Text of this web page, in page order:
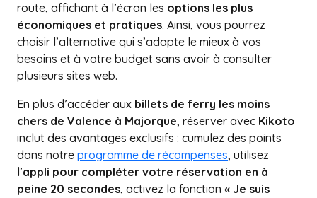
route, affichant à l’écran les options les plus
économiques et pratiques. Ainsi, vous pourrez
choisir l’alternative qui s’adapte le mieux à vos
besoins et à votre budget sans avoir à consulter
plusieurs sites web.
En plus d’accéder aux billets de ferry les moins
chers de Valence à Majorque, réserver avec Kikoto
inclut des avantages exclusifs : cumulez des points
dans notre programme de récompenses, utilisez
l’appli pour compléter votre réservation en à
peine 20 secondes, activez la fonction « Je suis